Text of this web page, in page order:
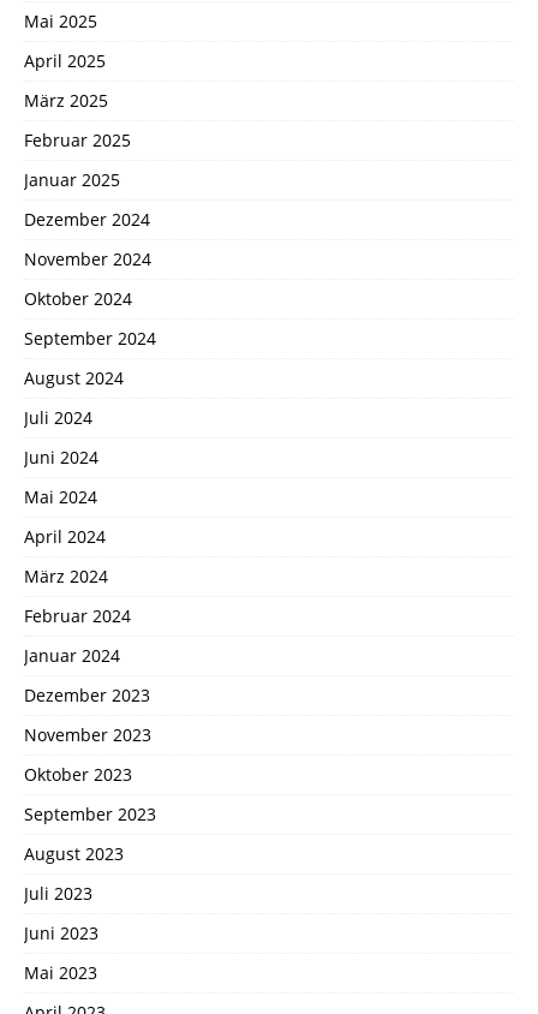
Mai 2025
April 2025
März 2025
Februar 2025
Januar 2025
Dezember 2024
November 2024
Oktober 2024
September 2024
August 2024
Juli 2024
Juni 2024
Mai 2024
April 2024
März 2024
Februar 2024
Januar 2024
Dezember 2023
November 2023
Oktober 2023
September 2023
August 2023
Juli 2023
Juni 2023
Mai 2023